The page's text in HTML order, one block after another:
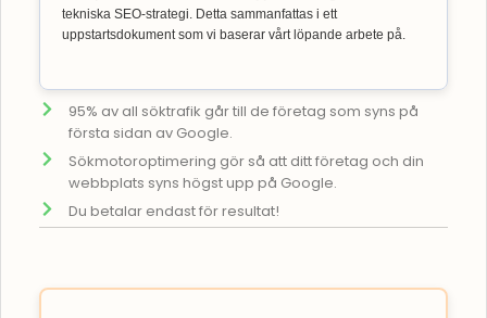
tekniska SEO-strategi. Detta sammanfattas i ett
uppstartsdokument som vi baserar vårt löpande arbete på.
95% av all söktrafik går till de företag som syns på
första sidan av Google.
Sökmotoroptimering gör så att ditt företag och din
webbplats syns högst upp på Google.
Du betalar endast för resultat!